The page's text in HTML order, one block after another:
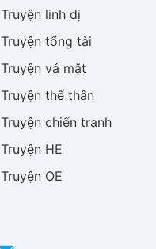
Truyện linh dị
Truyện tổng tài
Truyện vả mặt
Truyện thế thân
Truyện chiến tranh
Truyện HE
Truyện OE